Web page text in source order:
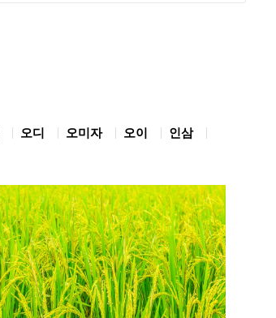
오디 오미자 오이 인삼